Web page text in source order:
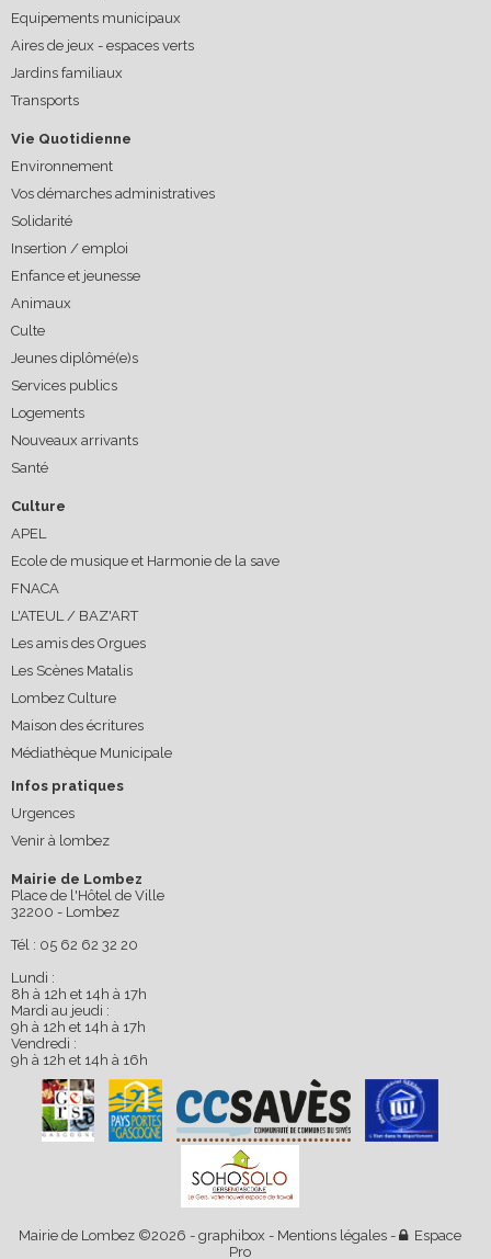
Equipements municipaux
Aires de jeux - espaces verts
Jardins familiaux
Transports
Vie Quotidienne
Environnement
Vos démarches administratives
Solidarité
Insertion / emploi
Enfance et jeunesse
Animaux
Culte
Jeunes diplômé(e)s
Services publics
Logements
Nouveaux arrivants
Santé
Culture
APEL
Ecole de musique et Harmonie de la save
FNACA
L'ATEUL / BAZ'ART
Les amis des Orgues
Les Scènes Matalis
Lombez Culture
Maison des écritures
Médiathèque Municipale
Infos pratiques
Urgences
Venir à lombez
Mairie de Lombez
Place de l'Hôtel de Ville
32200 - Lombez
Tél : 05 62 62 32 20
Lundi :
8h à 12h et 14h à 17h
Mardi au jeudi :
9h à 12h et 14h à 17h
Vendredi :
9h à 12h et 14h à 16h
Mairie de Lombez ©2026 - graphibox - Mentions légales -
Espace
Pro